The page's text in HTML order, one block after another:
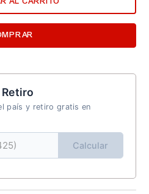
país y retiro gratis en
Calcular